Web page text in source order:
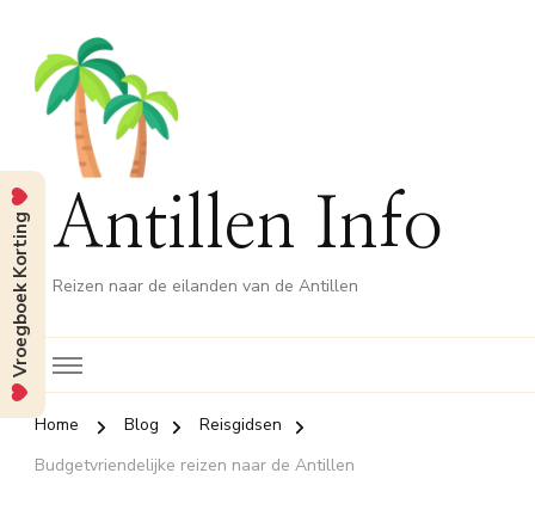
Antillen Info
Reizen naar de eilanden van de Antillen
Home Blog
Reisgidsen
Budgetvriendelijke reizen naar de Antillen
Vroegboek Korting